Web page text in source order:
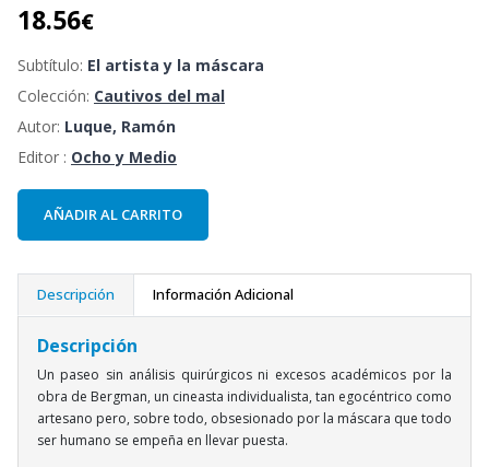
18.56€
Subtítulo: El artista y la máscara
Colección: Cautivos del mal
Autor: Luque, Ramón
Editor : Ocho y Medio
AÑADIR AL CARRITO
Descripción Información Adicional
Descripción
Un paseo sin análisis quirúrgicos ni excesos académicos por la
obra de Bergman, un cineasta individualista, tan egocéntrico como
artesano pero, sobre todo, obsesionado por la máscara que todo
ser humano se empeña en llevar puesta.